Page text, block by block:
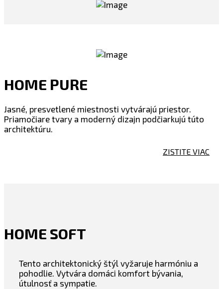
HOME PURE
Jasné, presvetlené miestnosti vytvárajú priestor.
Priamočiare tvary a moderný dizajn podčiarkujú túto
architektúru.
ZISTITE VIAC
HOME SOFT
Tento architektonický štýl vyžaruje harmóniu a
pohodlie. Vytvára domáci komfort bývania,
útulnosť a sympatie.